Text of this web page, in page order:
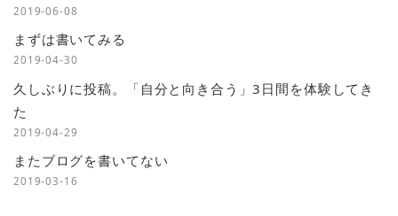
2019-06-08
まずは書いてみる
2019-04-30
久しぶりに投稿。「自分と向き合う」3日間を体験してき
た
2019-04-29
またブログを書いてない
2019-03-16